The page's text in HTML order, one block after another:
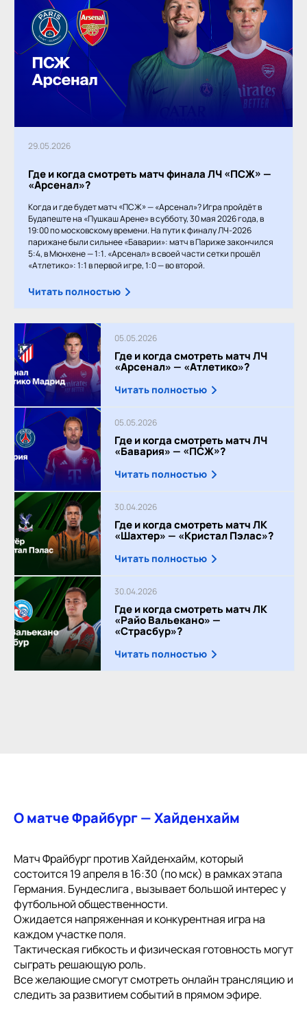
29.05.2026
Где и когда смотреть матч финала ЛЧ «ПСЖ» —
«Арсенал»?
Когда и где будет матч «ПСЖ» — «Арсенал»? Игра пройдёт в
Будапеште на «Пушкаш Арене» в субботу, 30 мая 2026 года, в
19:00 по московскому времени. На пути к финалу ЛЧ-2026
парижане были сильнее «Баварии»: матч в Париже закончился
5:4, в Мюнхене — 1:1. «Арсенал» в своей части сетки прошёл
«Атлетико»: 1:1 в первой игре, 1:0 — во второй.
Читать полностью
05.05.2026
Где и когда смотреть матч ЛЧ
«Арсенал» — «Атлетико»?
Читать полностью
05.05.2026
Где и когда смотреть матч ЛЧ
«Бавария» — «ПСЖ»?
Читать полностью
30.04.2026
Где и когда смотреть матч ЛК
«Шахтер» — «Кристал Пэлас»?
Читать полностью
30.04.2026
Где и когда смотреть матч ЛК
«Райо Вальекано» —
«Страсбур»?
Читать полностью
О матче Фрайбург — Хайденхайм
Матч Фрайбург против Хайденхайм, который
состоится 19 апреля в 16:30 (по мск) в рамках этапа
Германия. Бундеслига , вызывает большой интерес у
футбольной общественности.
Ожидается напряженная и конкурентная игра на
каждом участке поля.
Тактическая гибкость и физическая готовность могут
сыграть решающую роль.
Все желающие смогут смотреть онлайн трансляцию и
следить за развитием событий в прямом эфире.